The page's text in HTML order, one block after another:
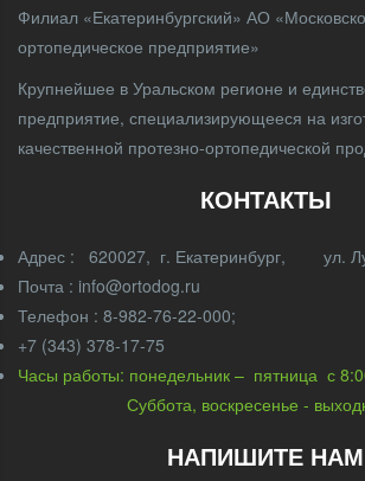
Филиал «Екатеринбургский» АО
ортопедическое предприятие»
Крупнейшее в Уральском регионе и
предприятие, специализирующееся на
качественной протезно-ортопедической
КОНТАКТЫ
Адрес : 620027, г. Екатеринбург, ул.
Почта : info@ortodog.ru
Телефон : 8-982-76-22-000;
+7 (343) 378-17-75
Часы работы: понедельник – пятница
Суббота, воскресенье -
НАПИШИТЕ НАМ